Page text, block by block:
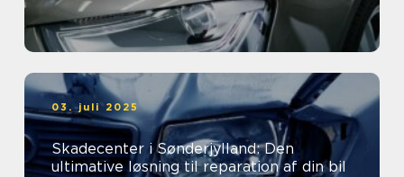
03. juli 2025
Skadecenter i Sønderjylland: Den
ultimative løsning til reparation af din bil